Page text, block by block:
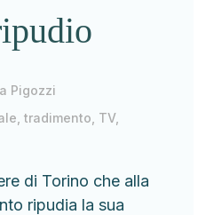
Pigozzi
,tradimento TV,
di Torino che alla
ripudia la sua